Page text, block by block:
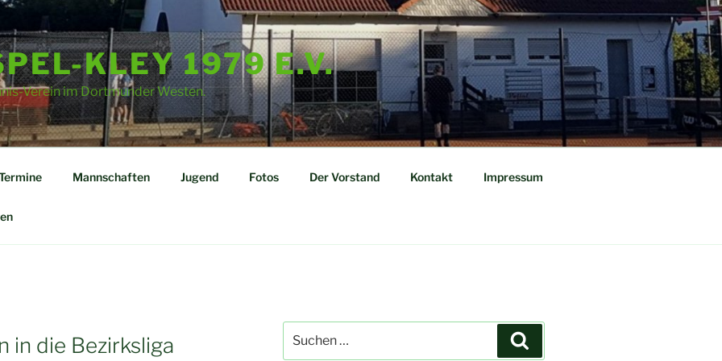
KLEY 1979 E.V.
Verein im Dortmunder Westen.
Mannschaften Jugend Fotos Der Vorstand Kontakt Impressum
in die Bezirksliga
nach: